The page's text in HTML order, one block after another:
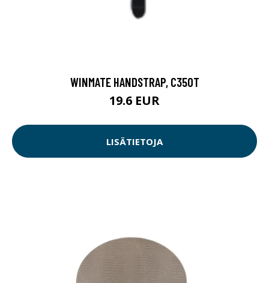
WINMATE HANDSTRAP, C350T
19.6 EUR
LISÄTIETOJA